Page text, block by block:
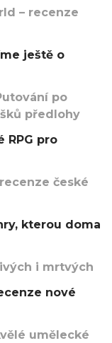
– recenze
ještě o
po
předlohy
RPG pro
české
kterou doma
i mrtvých
nové
umělecké